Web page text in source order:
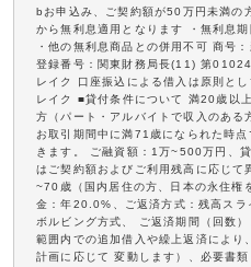
bお申込み、ご契約額が50万円未満の
から無利息適用となります ・無利息
・他の無利息商品との併用不可 商号
登録番号：関東財務局長(11) 第
レイク 口座振込による借入は原則と
レイク ■貸付条件について 満20歳以
方（パート・アルバイトで収入のある
お取引期間中に満71歳になられた時
きます。 ご融資額：1万~500万円、
はご契約額およびご利用残高に応じ
~70歳（国内居住の方、日本の永住権
金：年20.0%、ご返済方式：残高スラ
ボルビング方式、 ご返済期間（回数
範囲内での追加借入や繰上返済により
計画に応じて 変動します）、必要書